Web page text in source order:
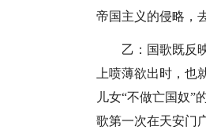
帝国主义的侵略，
乙：国歌既反
上喷薄欲出时，
儿女“不做亡国奴”
歌第一次在天安门